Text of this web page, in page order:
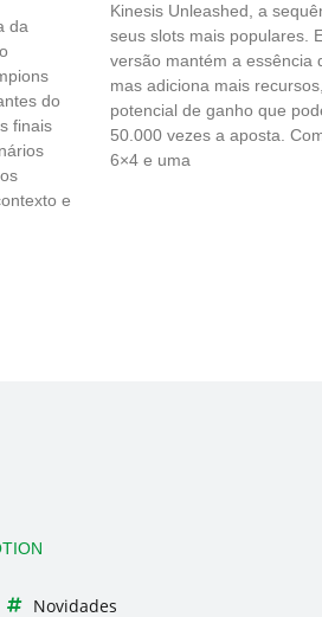
da
do
finais
e
Kinesis Unleashed, a
seus slots mais populares.
versão mantém a essência
mas adiciona mais
potencial de ganho que
50.000 vezes a aposta.
6×4 e uma
Novidades